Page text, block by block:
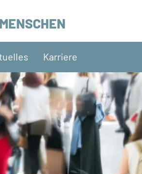
Karriere